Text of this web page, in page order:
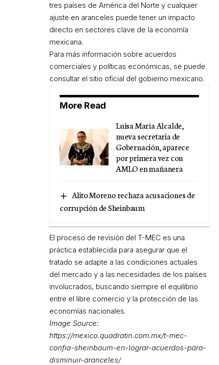
tres países de América del Norte y cualquier
ajuste en aranceles puede tener un impacto
directo en sectores clave de la economía
mexicana.
Para más información sobre acuerdos
comerciales y políticas económicas, se puede
consultar el sitio oficial del gobierno mexicano.
More Read
Luisa María Alcalde,
nueva secretaria de
Gobernación, aparece
por primera vez con
AMLO en mañanera
Alito Moreno rechaza acusaciones de
corrupción de Sheinbaum
El proceso de revisión del T-MEC es una
práctica establecida para asegurar que el
tratado se adapte a las condiciones actuales
del mercado y a las necesidades de los países
involucrados, buscando siempre el equilibrio
entre el libre comercio y la protección de las
economías nacionales.
Image Source:
https://mexico.quadratin.com.mx/t-mec-
confia-sheinbaum-en-lograr-acuerdos-para-
disminuir-aranceles/